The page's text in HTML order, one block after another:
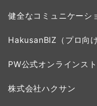
健全なコミュニケーシ
HakusanBIZ（プロ向け
PW公式オンラインス
株式会社ハクサン